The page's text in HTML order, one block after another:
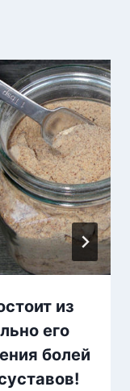
из
его
болей